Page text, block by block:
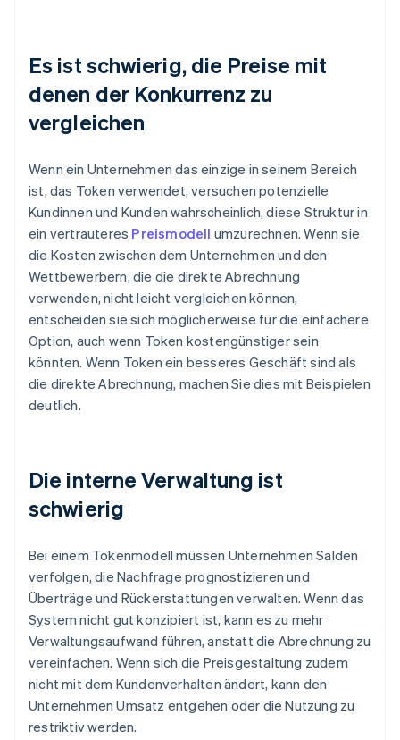
Es ist schwierig, die Preise mit
denen der Konkurrenz zu
vergleichen
Wenn ein Unternehmen das einzige in seinem Bereich
ist, das Token verwendet, versuchen potenzielle
Kundinnen und Kunden wahrscheinlich, diese Struktur in
ein vertrauteres Preismodell umzurechnen. Wenn sie
die Kosten zwischen dem Unternehmen und den
Wettbewerbern, die die direkte Abrechnung
verwenden, nicht leicht vergleichen können,
entscheiden sie sich möglicherweise für die einfachere
Option, auch wenn Token kostengünstiger sein
könnten. Wenn Token ein besseres Geschäft sind als
die direkte Abrechnung, machen Sie dies mit Beispielen
deutlich.
Die interne Verwaltung ist
schwierig
Bei einem Tokenmodell müssen Unternehmen Salden
verfolgen, die Nachfrage prognostizieren und
Überträge und Rückerstattungen verwalten. Wenn das
System nicht gut konzipiert ist, kann es zu mehr
Verwaltungsaufwand führen, anstatt die Abrechnung zu
vereinfachen. Wenn sich die Preisgestaltung zudem
nicht mit dem Kundenverhalten ändert, kann den
Unternehmen Umsatz entgehen oder die Nutzung zu
restriktiv werden.